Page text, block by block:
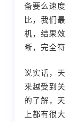
备要么速
比，我们
机，结果
晰，完全
说实话，
来越受到
的了解，
上都有很